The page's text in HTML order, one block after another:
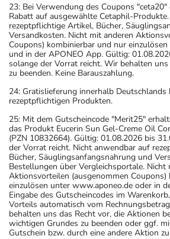
23: Bei Verwendung des Coupons
Rabatt auf ausgewählte Cetaphil-
rezeptpflichtige Artikel, Bücher,
Versandkosten. Nicht mit anderen
Coupons) kombinierbar und nur
und in der APONEO App. Gültig:
solange der Vorrat reicht. Wir behalten
zu beenden. Keine Barauszahlung.
24: Gratislieferung innerhalb
rezeptpflichtigen Produkten.
25: Mit dem Gutscheincode "Merit25"
das Produkt Eucerin Sun Gel-Creme Oil
(PZN 10832664). Gültig: 01.08.2026 bis
der Vorrat reicht. Nicht anwendbar auf
Bücher, Säuglingsanfangsnahrung und
Bestellungen über Vergleichsportale. Nicht
Aktionsvorteilen (ausgenommen
einzulösen unter www.aponeo.de oder in
Eingabe des Gutscheincodes im
Vorteils automatisch vom
behalten uns das Recht vor, die Aktionen
wichtigen Grundes zu beenden oder ggf.
Gutschein bzw. durch eine andere Aktion